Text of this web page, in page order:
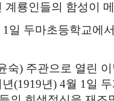
계룡인들의 함성이
일 두마초등학교에
숙) 주관으로 열린
(1919년) 4월 1일